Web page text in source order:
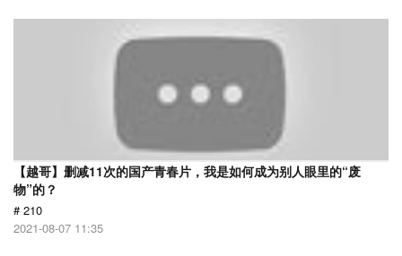
【越哥】删减11次的国产青春片，我是如何成为别人眼里的“废
物”的？
# 210
2021-08-07 11:35